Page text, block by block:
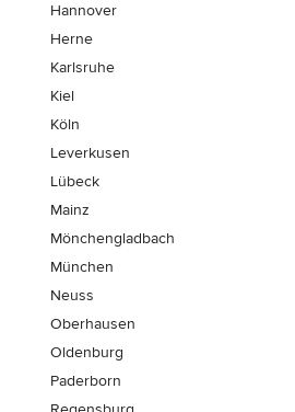
Hannover
Herne
Karlsruhe
Kiel
Köln
Leverkusen
Lübeck
Mainz
Mönchen­gladbach
München
Neuss
Oberhausen
Oldenburg
Paderborn